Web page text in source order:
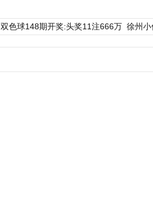
双色球148期开奖:头奖11注666万 徐州